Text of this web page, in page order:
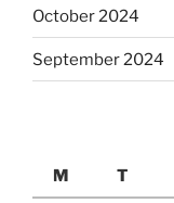
October 2024
September 2024
M
T